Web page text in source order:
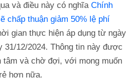
và điều này có nghĩa Chính
chấp thuận giảm 50% lệ phí
gian thực hiện áp dụng từ ngày
31/12/2024. Thông tin này được
tâm và chờ đợi, với mong muốn
hơn nữa.